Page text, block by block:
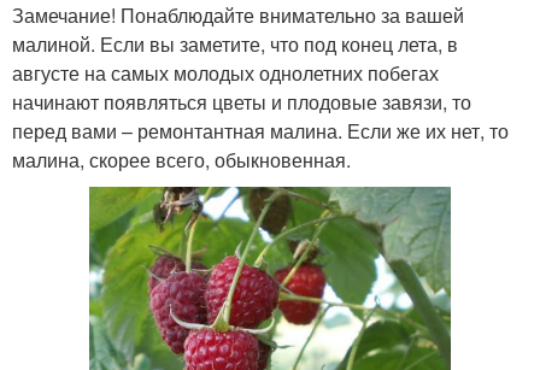
Замечание! Понаблюдайте внимательно за вашей
малиной. Если вы заметите, что под конец лета, в
августе на самых молодых однолетних побегах
начинают появляться цветы и плодовые завязи, то
перед вами – ремонтантная малина. Если же их нет, то
малина, скорее всего, обыкновенная.